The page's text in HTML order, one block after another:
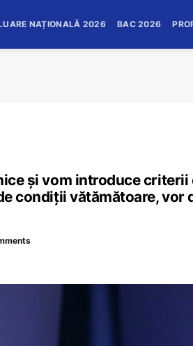
NAȚIONALĂ 2026 BAC 2026
și vom introduce criterii
condiții vătămătoare, vor